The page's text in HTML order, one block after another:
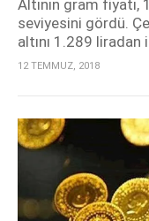
Altının gram fiyatı,
seviyesini gördü.
altını 1.289
12 TEMMUZ, 2018